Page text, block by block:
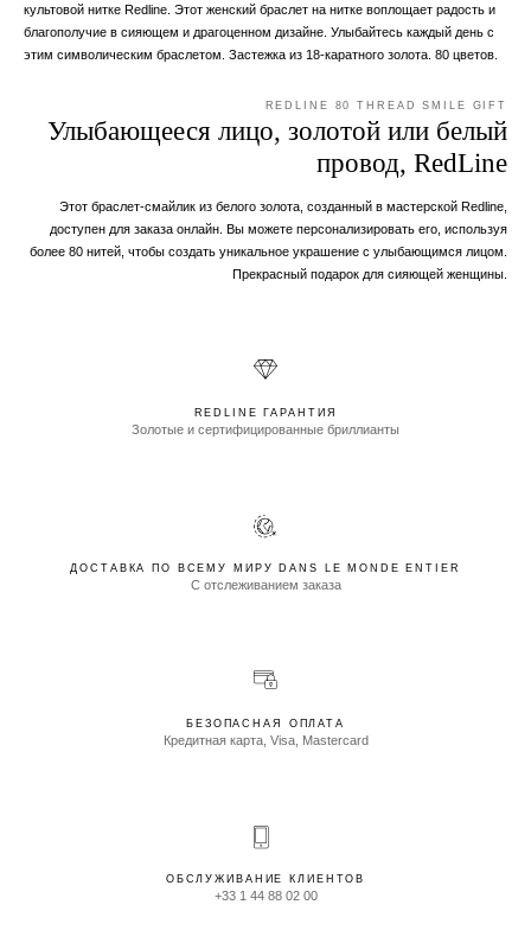
культовой нитке Redline. Этот женский браслет на нитке воплощает радость и
благополучие в сияющем и драгоценном дизайне. Улыбайтесь каждый день с
этим символическим браслетом. Застежка из 18-каратного золота. 80 цветов.
REDLINE 80 THREAD SMILE GIFT
Улыбающееся лицо, золотой или белый
провод, RedLine
Этот браслет-смайлик из белого золота, созданный в мастерской Redline,
доступен для заказа онлайн. Вы можете персонализировать его, используя
более 80 нитей, чтобы создать уникальное украшение с улыбающимся лицом.
Прекрасный подарок для сияющей женщины.
REDLINE ГАРАНТИЯ
Золотые и сертифицированные бриллианты
ДОСТАВКА ПО ВСЕМУ МИРУ DANS LE MONDE ENTIER
С отслеживанием заказа
БЕЗОПАСНАЯ ОПЛАТА
Кредитная карта, Visa, Mastercard
ОБСЛУЖИВАНИЕ КЛИЕНТОВ
+33 1 44 88 02 00